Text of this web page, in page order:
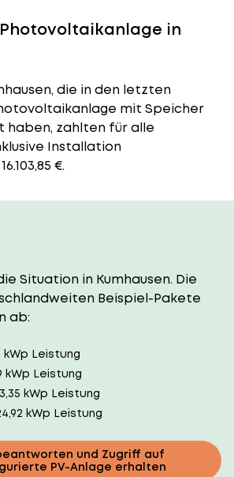
in
die in den letzten
mit Speicher
haben, zahlten für alle
Installation
€.
Situation in Kumhausen. Die
Beispiel-Pakete
ab:
kWp Leistung
kWp Leistung
kWp Leistung
kWp Leistung
und Zugriff auf
PV-Anlage erhalten